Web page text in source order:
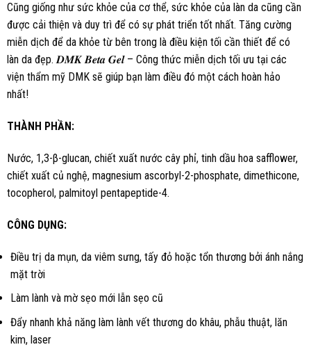
Cũng giống như sức khỏe của cơ thể, sức khỏe của làn da cũng cần
được cải thiện và duy trì để có sự phát triển tốt nhất. Tăng cường
miễn dịch để da khỏe từ bên trong là điều kiện tối cần thiết để có
làn da đẹp. 𝑫𝑴𝑲 𝑩𝒆𝒕𝒂 𝑮𝒆𝒍 – Công thức miễn dịch tối ưu tại các
viện thẩm mỹ DMK sẽ giúp bạn làm điều đó một cách hoàn hảo
nhất!
THÀNH PHẦN:
Nước, 1,3-β-glucan, chiết xuất nước cây phỉ, tinh dầu hoa safflower,
chiết xuất củ nghệ, magnesium ascorbyl-2-phosphate, dimethicone,
tocopherol, palmitoyl pentapeptide-4.
CÔNG DỤNG:
Điều trị da mụn, da viêm sưng, tấy đỏ hoặc tổn thương bởi ánh nắng
mặt trời
Làm lành và mờ sẹo mới lẫn sẹo cũ
Đẩy nhanh khả năng làm lành vết thương do khâu, phẫu thuật, lăn
kim, laser